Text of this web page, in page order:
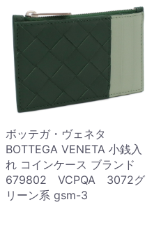
ボッテガ・ヴェネタ
BOTTEGA VENETA 小銭入
れ コインケース ブランド
679802 VCPQA 3072グ
リーン系 gsm-3